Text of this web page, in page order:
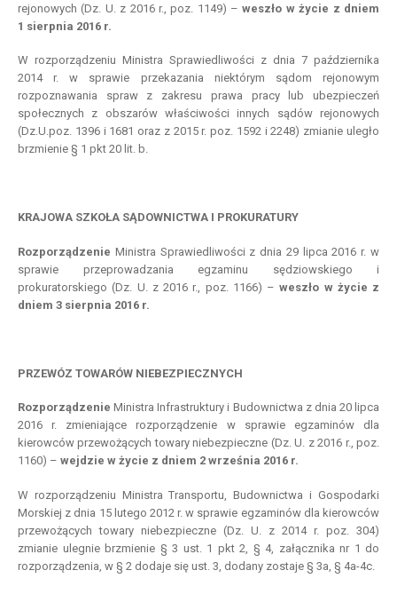
rejonowych (Dz. U. z 2016 r., poz. 1149) – weszło wżycie z dniem
1 sierpnia 2016 r.
W rozporządzeniu Ministra Sprawiedliwości z dnia 7 października
2014 r. w sprawie przekazania niektórym sądom rejonowym
rozpoznawania spraw z zakresu prawa pracy lub ubezpieczeń
społecznych z obszarów właściwości innych sądów rejonowych
(Dz.U.poz. 1396 i 1681 oraz z 2015 r. poz. 1592 i 2248) zmianie uległo
brzmienie § 1 pkt 20 lit. b.
KRAJOWA SZKOŁA SĄDOWNICTWA I PROKURATURY
Rozporządzenie Ministra Sprawiedliwości z dnia 29 lipca 2016 r. w
sprawie przeprowadzania egzaminu sędziowskiego i
prokuratorskiego (Dz. U. z 2016 r., poz. 1166) – weszło w życie z
dniem 3 sierpnia 2016 r.
PRZEWÓZ TOWARÓW NIEBEZPIECZNYCH
Rozporządzenie Ministra Infrastruktury i Budownictwa z dnia 20 lipca
2016 r. zmieniające rozporządzenie w sprawie egzaminów dla
kierowców przewożących towary niebezpieczne (Dz. U. z 2016 r., poz.
1160) – wejdzie w życie z dniem 2 września 2016 r.
W rozporządzeniu Ministra Transportu, Budownictwa i Gospodarki
Morskiej z dnia 15 lutego 2012 r. w sprawie egzaminów dla kierowców
przewożących towary niebezpieczne (Dz. U. z 2014 r. poz. 304)
zmianie ulegnie brzmienie § 3 ust. 1 pkt 2, § 4, załącznika nr 1 do
rozporządzenia, w § 2 dodaje się ust. 3, dodany zostaje § 3a, § 4a-4c.